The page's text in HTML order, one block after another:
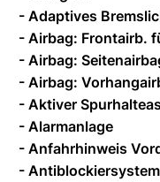
- Adaptives
- Airbag: Frontairb.
- Airbag:
- Airbag:
- Aktiver
- Alarmanlage
- Anfahrhinweis
-